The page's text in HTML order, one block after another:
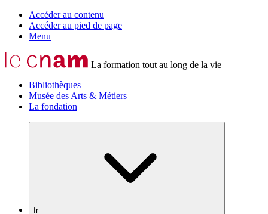
Accéder au contenu
Accéder au pied de page
Menu
La formation tout au long de la vie
Bibliothèques
Musée des Arts & Métiers
La fondation
fr